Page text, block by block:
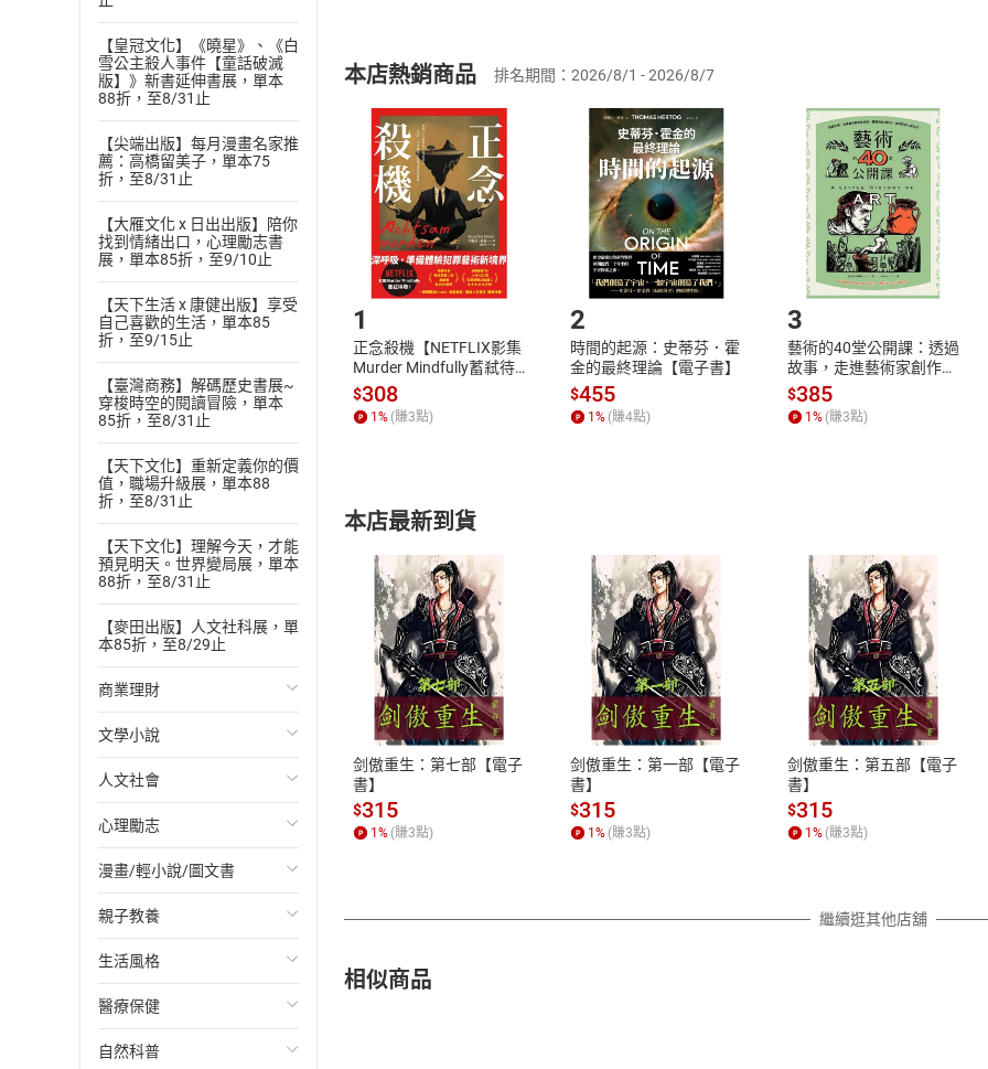
【皇冠文化】《曉星》、《白
雪公主殺人事件【童話破滅
版】》新書延伸書展，單本
88折，至8/31止
【尖端出版】每月漫畫名家推
薦：高橋留美子，單本75
折，至8/31止
【大雁文化 x 日出出版】陪你
找到情緒出口，心理勵志書
展，單本85折，至9/10止
【天下生活 x 康健出版】享受
自己喜歡的生活，單本85
折，至9/15止
【臺灣商務】解碼歷史書展~
穿梭時空的閱讀冒險，單本
85折，至8/31止
【天下文化】重新定義你的價
值，職場升級展，單本88
折，至8/31止
【天下文化】理解今天，才能
預見明天。世界變局展，單本
88折，至8/31止
【麥田出版】人文社科展，單
本85折，至8/29止
商業理財
投資理財
經濟/趨勢
財務/金融
管理/領導
職場工作術
成功法
行銷/廣告
傳記
文學小說
歐美文學
日本文學
韓國文學
華文文學
經典文學
成長/家庭生活小說
懸疑/推理小說
人文社會
國際關係
政治
社會科學
台灣/中國歷史
日/韓歷史
其他歷史/史學
心理勵志
心靈成長/情緒
人際關係
兩性關係
心理學
漫畫/輕小說/圖文書
輕小說
奇幻/科幻
愛情故事
職場/社會寫實
親子教養
教育現場
兒童文學/故事
兒童科普/學習
生活風格
飲食/食譜
健身/美顏
醫療保健
健康/養生
自然科普
(二)消費者訂購本店鋪之商品即代表知悉本店鋪所銷售之商品為電子書，
且已下載/存取電子書，不得請求退貨退款。
退貨方式：您欲取消訂單或辦理退貨時，請登入樂天市場，並於「我的訂單
貨」，本店鋪將依您的申請進行審核，待審核通過後將為您辦理退款事宜。
請注意，樂天市場須以整筆訂單為單位進行取消/退貨，恕無法以單支商品取
挑選商品
Choose
放入購物車
Shopping cart
登入帳號
Login
購書後，如何開始使用？
Step1.選擇閱讀載具 Step2.登入
付款方式
ATM轉帳、信用卡、LINE PAY、AFTEE
退換貨規範
本店是否提供消費者保護法七日猶
之權利，遽消費者保護法及通訊交
除權合理例外情事適用準則，依商
質各有不同規定。詳細退換貨說明
照各商品說明。
本店熱銷商品 排名期間：2026/8/1 - 2026/8/7
1
正念殺機【NETFLIX影集
Murder Mindfully蓄弒待
發】【電子書】
$308
1% (賺3點)
2
時間的起源：史蒂芬．霍
金的最終理論【電子書】
$455
1% (賺4點)
3
藝術的40堂公開課：透過
故事，走進藝術家創作現
場，看藝術如何誕生、如
何形塑人類生活【電子
書】
$385
1% (賺3點)
本店最新到貨
剑傲重生：第七部【電子
書】
$315
1 % (賺3點)
剑傲重生：第一部【電子
書】
$315
1 % (賺3點)
剑傲重生：第五部【電子
書】
$315
1 % (賺3點)
繼續逛其他店舖
相似商品